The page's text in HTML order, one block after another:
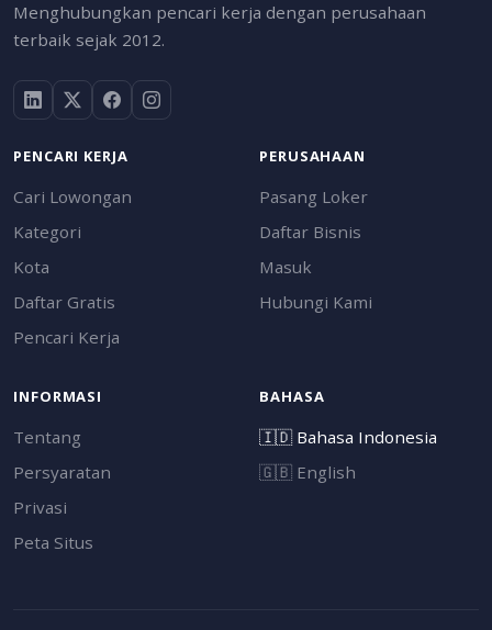
Menghubungkan pencari kerja dengan perusahaan
terbaik sejak 2012.
PENCARI KERJA
Cari Lowongan
Kategori
Kota
Daftar Gratis
Pencari Kerja
PERUSAHAAN
Pasang Loker
Daftar Bisnis
Masuk
Hubungi Kami
INFORMASI
Tentang
Persyaratan
Privasi
Peta Situs
BAHASA
🇮🇩Bahasa Indonesia
🇬🇧 English